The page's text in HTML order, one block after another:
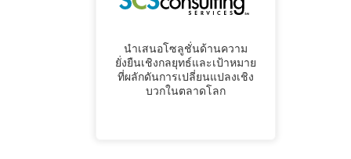
นําเสนอโซลูชั่นด้านความ
ยั่งยืนเชิงกลยุทธ์และเป้าหมาย
ที่ผลักดันการเปลี่ยนแปลงเชิง
บวกในตลาดโลก